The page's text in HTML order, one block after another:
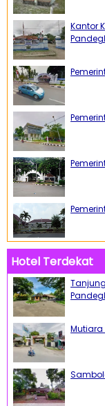
Kantor
Hotel Terdekat